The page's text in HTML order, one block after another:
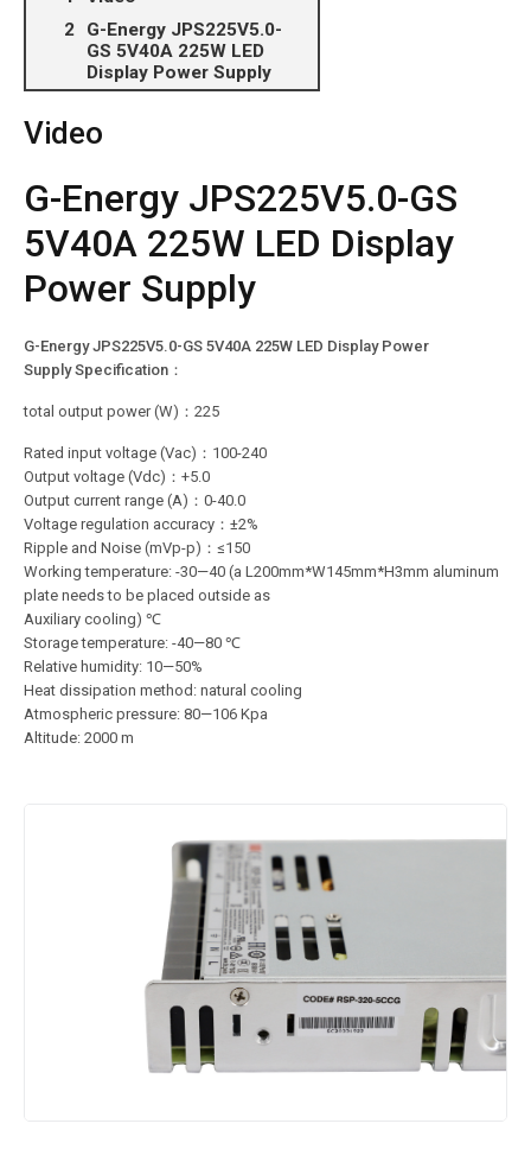
G-Energy JPS225V5.0-
GS 5V40A 225W LED
Display Power Supply
Video
G-Energy JPS225V5.0-GS
5V40A 225W LED Display
Power Supply
G-Energy JPS225V5.0-GS 5V40A 225W LED Display Power
Supply Specification：
total output power (W)：225
Rated input voltage (Vac)：100-240
Output voltage (Vdc)：+5.0
Output current range (A)：0-40.0
Voltage regulation accuracy：±2%
Ripple and Noise (mVp-p)：≤150
Working temperature: -30—40 (a L200mm*W145mm*H3mm aluminum
plate needs to be placed outside as
Auxiliary cooling) ℃
Storage temperature: -40—80 ℃
Relative humidity: 10—50%
Heat dissipation method: natural cooling
Atmospheric pressure: 80—106 Kpa
Altitude: 2000 m